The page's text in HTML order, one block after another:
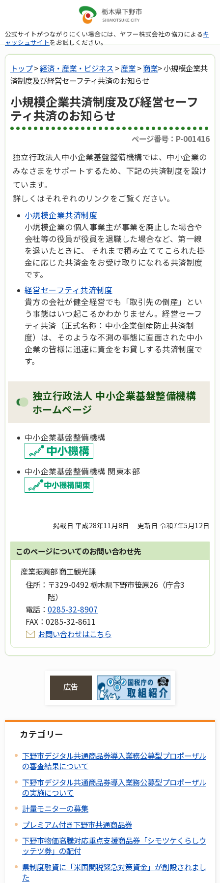
公式サイトがつながりにくい場合には、ヤフー株式会社の協力によるキ
ャッシュサイトをお試しください。
トップ>経済・産業・ビジネス >産業>商業> 小規模企業共
済制度及び経営セーフティ共済のお知らせ
小規模企業共済制度及び経営セーフ
ティ共済のお知らせ
ページ番号：P-001416
独立行政法人中小企業基盤整備機構では、中小企業の
みなさまをサポートするため、下記の共済制度を設け
ています。
詳しくはそれぞれのリンクをご覧ください。
小規模企業共済制度
小規模企業の個人事業主が事業を廃止した場合や
会社等の役員が役員を退職した場合など、第一線
を退いたときに、 それまで積み立ててこられた掛
金に応じた共済金をお受け取りになれる共済制度
です。
経営セーフティ共済制度
貴方の会社が健全経営でも「取引先の倒産」とい
う事態はいつ起こるかわかりません。経営セーフ
ティ共済（正式名称：中小企業倒産防止共済制
度）は、そのような不測の事態に直面された中小
企業の皆様に迅速に資金をお貸しする共済制度で
す。
独立行政法人 中小企業基盤整備機構
ホームページ
中小企業基盤整備機構
中小企業基盤整備機構 関東本部
掲載日 平成28年11月8日 更新日 令和7年5月12日
このページについてのお問い合わせ先
産業振興部 商工観光課
住所： 〒329-0492 栃木県下野市笹原26（庁舎3
階）
電話： 0285-32-8907
FAX： 0285-32-8611
お問い合わせはこちら
広告
カテゴリー
下野市デジタル共通商品券導入業務公募型プロポーザル
の審査結果について
下野市デジタル共通商品券導入業務公募型プロポーザル
の実施について
計量モニターの募集
プレミアム付き下野市共通商品券
下野市物価高騰対応重点支援商品券「シモツケくらしウ
ッテツ券」の配付
県制度融資に「米国関税緊急対策資金」が創設されまし
た